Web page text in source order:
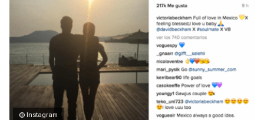
© Instagram